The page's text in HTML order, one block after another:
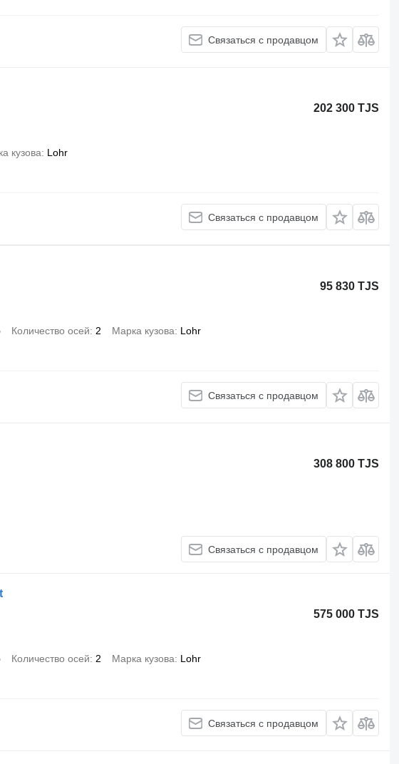
Связаться с продавцом
202 300 TJS
кузова Lohr
Связаться с продавцом
95 830 TJS
Количество осей 2 Марка кузова Lohr
Связаться с продавцом
308 800 TJS
Связаться с продавцом
575 000 TJS
Количество осей 2 Марка кузова Lohr
Связаться с продавцом